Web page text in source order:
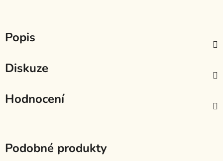
Popis
Diskuze
Hodnocení
Podobné produkty